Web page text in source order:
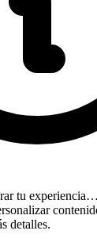
tu experiencia…
detalles.